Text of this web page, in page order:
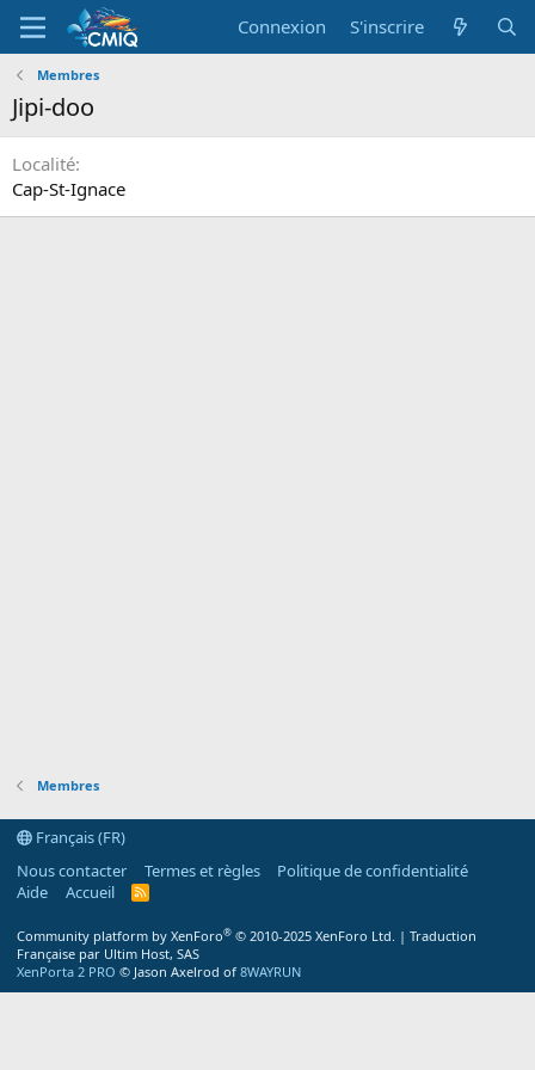
Connexion S'inscrire
Membres
Jipi-doo
Localité
Cap-St-Ignace
Membres
Français (FR)
Nous contacter
Termes et règles
Politique de confidentialité
Aide
Accueil
R
Community platform by XenForo® © 2010-2025 XenForo Ltd. | Traduction
Française par Ultim Host, SAS
XenPorta 2 PRO © Jason Axelrod of 8WAYRUN